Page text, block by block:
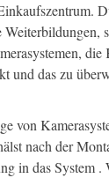
Weiterbildungen,
die
und das zu
von
nach der
in das System